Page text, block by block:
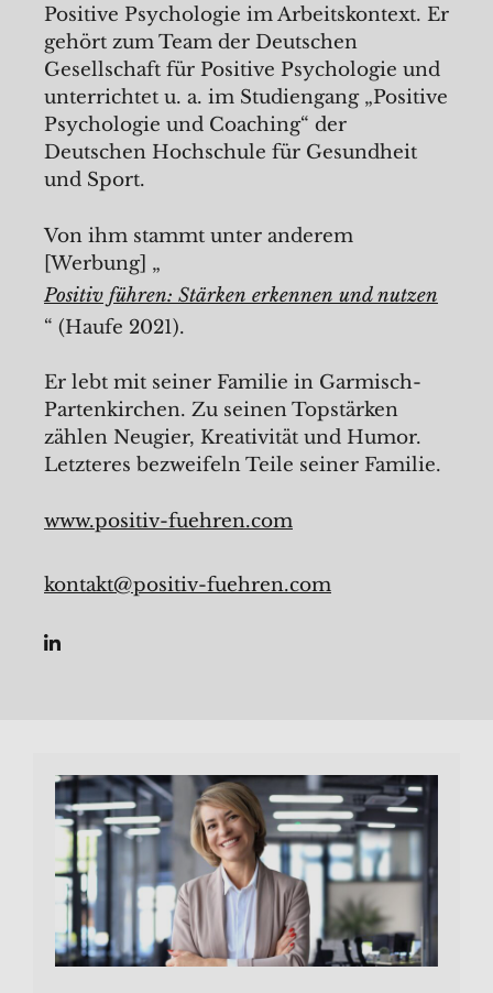
Positive Psychologie im Arbeitskontext. Er
gehört zum Team der Deutschen
Gesellschaft für Positive Psychologie und
unterrichtet u. a. im Studiengang „Positive
Psychologie und Coaching“ der
Deutschen Hochschule für Gesundheit
und Sport.
Von ihm stammt unter anderem
[Werbung] „
Positiv führen: Stärken erkennen und nutzen
“ (Haufe 2021).
Er lebt mit seiner Familie in Garmisch-
Partenkirchen. Zu seinen Topstärken
zählen Neugier, Kreativität und Humor.
Letzteres bezweifeln Teile seiner Familie.
www.positiv-fuehren.com
kontakt@positiv-fuehren.com